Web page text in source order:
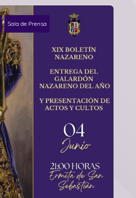
Sala de Prensa